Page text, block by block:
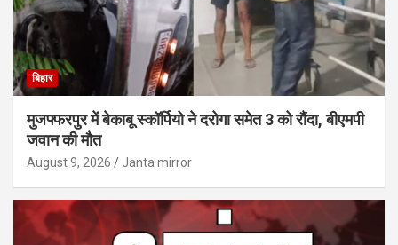
बिहार
मुजफ्फरपुर में बेकाबू स्कॉर्पियो ने दरोगा समेत 3 को रौंदा, बीएमपी
जवान की मौत
August 9, 2026 Janta mirror